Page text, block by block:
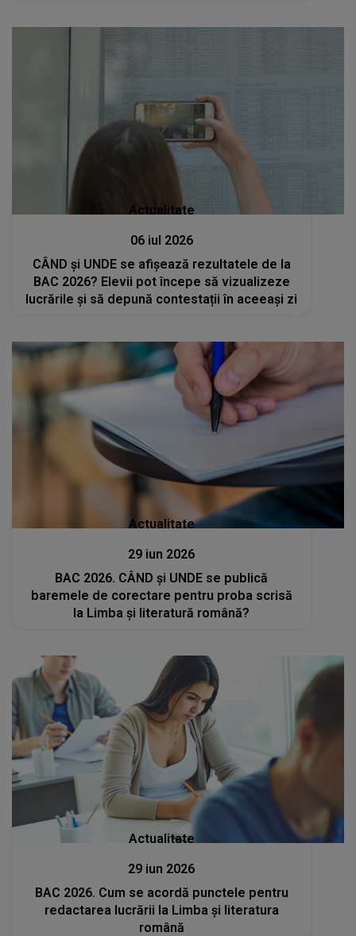
Actualitate
06 iul 2026
CÂND și UNDE se afișează rezultatele de la
BAC 2026? Elevii pot începe să vizualizeze
lucrările și să depună contestații în aceeași zi
Actualitate
29 iun 2026
BAC 2026. CÂND și UNDE se publică
baremele de corectare pentru proba scrisă
la Limba și literatură română?
Actualitate
29 iun 2026
BAC 2026. Cum se acordă punctele pentru
redactarea lucrării la Limba și literatura
română